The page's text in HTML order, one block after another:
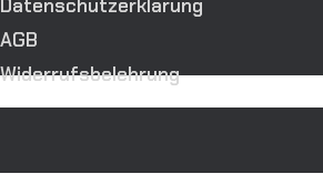
Datenschutzerklärung
AGB
Widerrufsbelehrung